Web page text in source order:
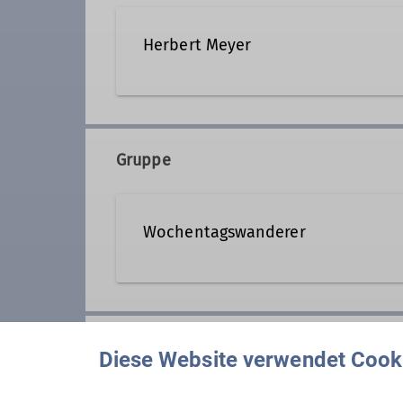
Herbert Meyer
Tourenleiter*in Wochentagswanderer
Gruppe
Wochentagswanderer
aber auch an anderen
Wer kann sich das wochentags
Nun, alle die aus dem
Anmeldung
Diese Website verwendet